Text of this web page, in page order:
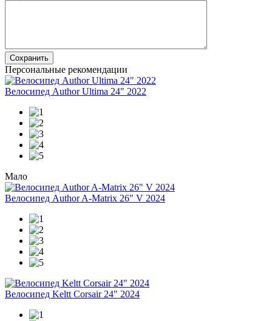
Сохранить
Персональные рекомендации
Велосипед Author Ultima 24" 2022
Мало
Велосипед Author A-Matrix 26" V 2024
Велосипед Keltt Corsair 24" 2024